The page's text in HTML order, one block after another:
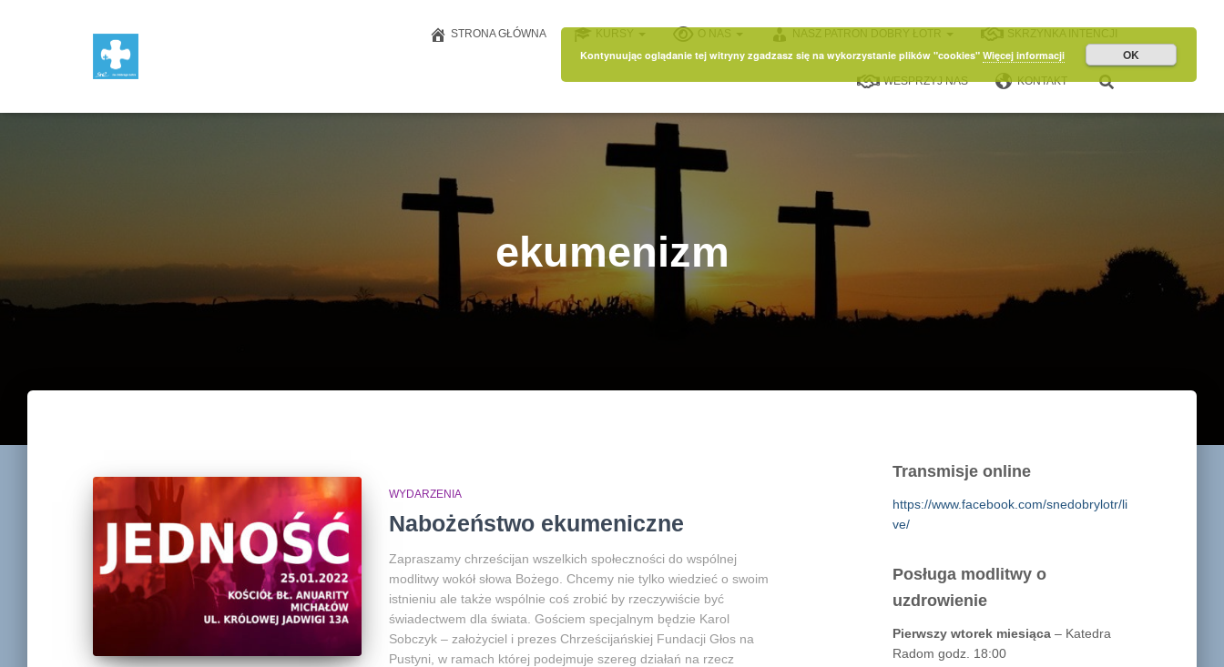
STRONA GŁÓWNA KURSY O NAS NASZ PATRON DOBRY ŁOTR SKRZYNKA INTENCJI
WESPRZYJ NAS KONTAKT
ekumenizm
WYDARZENIA
Nabożeństwo ekumeniczne
Zapraszamy chrześcijan wszelkich społeczności do wspólnej
modlitwy wokół słowa Bożego. Chcemy nie tylko wiedzieć o swoim
istnieniu ale także wspólnie coś zrobić by rzeczywiście być
świadectwem dla świata. Gościem specjalnym będzie Karol
Sobczyk – założyciel i prezes Chrześcijańskiej Fundacji Głos na
Pustyni, w ramach której podejmuje szereg działań na rzecz
Transmisje online
https://www.facebook.com/snedobrylotr/li
ve/
Posługa modlitwy o
uzdrowienie
Pierwszy wtorek miesiąca– Katedra
Radom godz. 18:00
Kontynuując oglądanie tej witryny zgadzasz się na wykorzystanie plików "cookies" Więcej informacji OK